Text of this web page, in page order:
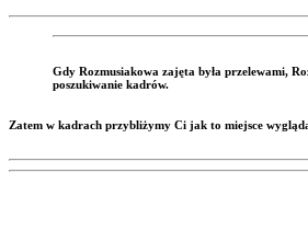
Gdy Rozmusiakowa zajęta była przelewami,
poszukiwanie kadrów.
Zatem w kadrach przybliżymy Ci jak to miejsce